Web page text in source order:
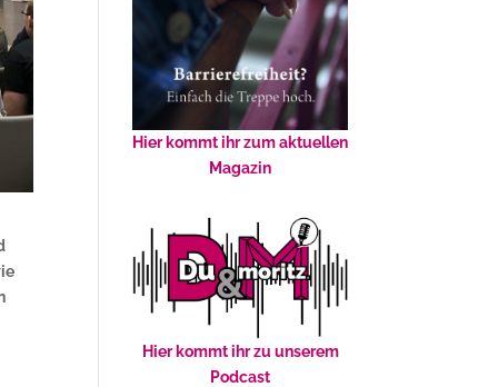
Hier kommt ihr zum aktuellen
Magazin
Hier kommt ihr zu unserem
Podcast